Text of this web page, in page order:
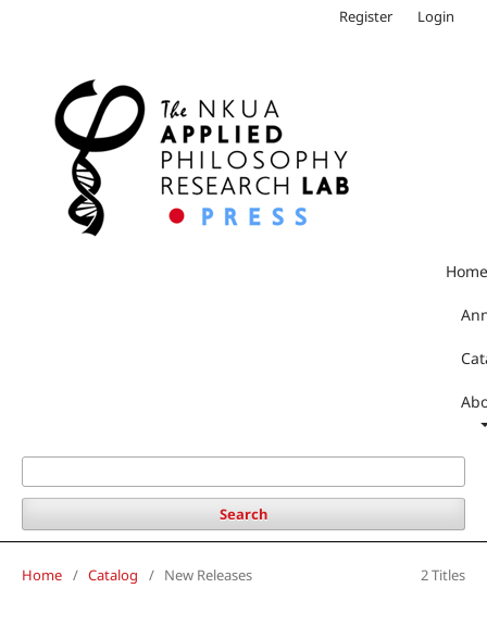
Home
Search
Register Login
Home / Catalog / New Releases 2 Titles